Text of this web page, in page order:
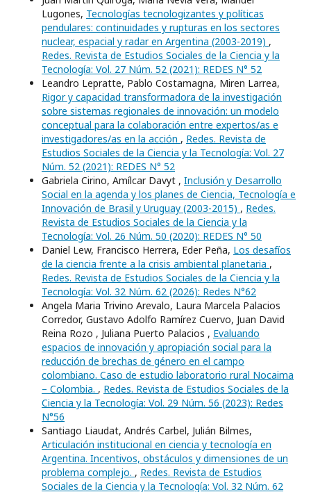
Lugones, Tecnologías tecnologizantes y políticas
pendulares: continuidades y rupturas en los sectores
nuclear, espacial y radar en Argentina (2003-2019) ,
Redes. Revista de Estudios Sociales de la Ciencia y la
Tecnología: Vol. 27 Núm. 52 (2021): REDES N° 52
Leandro Lepratte, Pablo Costamagna, Miren Larrea,
Rigor y capacidad transformadora de la investigación
sobre sistemas regionales de innovación: un modelo
conceptual para la colaboración entre expertos/as e
investigadores/as en la acción , Redes. Revista de
Estudios Sociales de la Ciencia y la Tecnología: Vol. 27
Núm. 52 (2021): REDES N° 52
Gabriela Cirino, Amílcar Davyt , Inclusión y Desarrollo
Social en la agenda y los planes de Ciencia, Tecnología e
Innovación de Brasil y Uruguay (2003-2015) , Redes.
Revista de Estudios Sociales de la Ciencia y la
Tecnología: Vol. 26 Núm. 50 (2020): REDES N° 50
Daniel Lew, Francisco Herrera, Eder Peña, Los desafíos
de la ciencia frente a la crisis ambiental planetaria ,
Redes. Revista de Estudios Sociales de la Ciencia y la
Tecnología: Vol. 32 Núm. 62 (2026): Redes N°62
Angela Maria Trivino Arevalo, Laura Marcela Palacios
Corredor, Gustavo Adolfo Ramírez Cuervo, Juan David
Reina Rozo , Juliana Puerto Palacios , Evaluando
espacios de innovación y apropiación social para la
reducción de brechas de género en el campo
colombiano. Caso de estudio laboratorio rural Nocaima
– Colombia. , Redes. Revista de Estudios Sociales de la
Ciencia y la Tecnología: Vol. 29 Núm. 56 (2023): Redes
N°56
Santiago Liaudat, Andrés Carbel, Julián Bilmes,
Articulación institucional en ciencia y tecnología en
Argentina. Incentivos, obstáculos y dimensiones de un
problema complejo. , Redes. Revista de Estudios
Sociales de la Ciencia y la Tecnología: Vol. 32 Núm. 62